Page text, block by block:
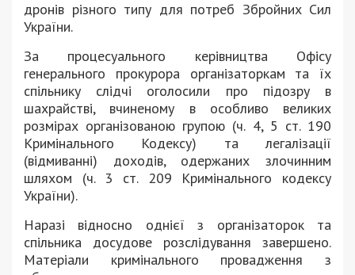
дронів різного типу для потреб Збройних Сил
України.
За процесуального керівництва Офісу
генерального прокурора організаторкам та їх
спільнику слідчі оголосили про підозру в
шахрайстві, вчиненому в особливо великих
розмірах організованою групою (ч. 4, 5 ст. 190
Кримінального Кодексу) та легалізації
(відмиванні) доходів, одержаних злочинним
шляхом (ч. 3 ст. 209 Кримінального кодексу
України).
Наразі відносно однієї з організаторок та
спільника досудове розслідування завершено.
Матеріали кримінального провадження з